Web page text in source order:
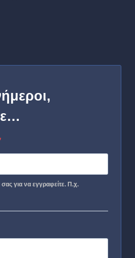
για να εγγραφείτε. Π.χ.